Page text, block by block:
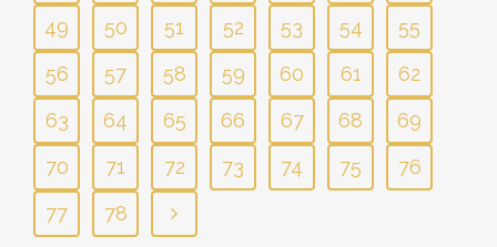
49
50 51 52 53 54
55
56
57 58 59 60 61
62
63
64 65 66 67 68
69
70
71 72 73 74 75
76
77
78